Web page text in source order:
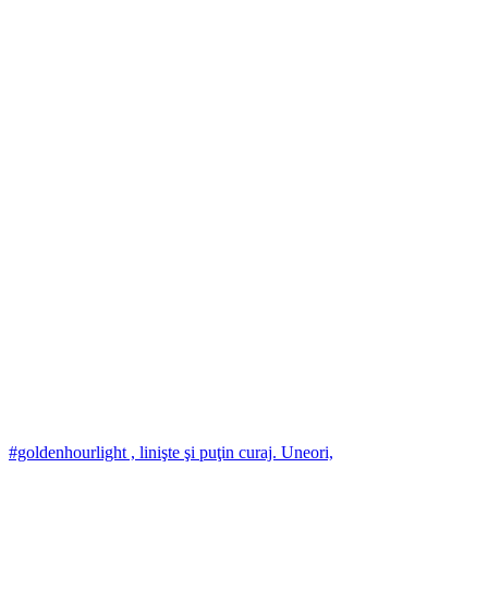
#goldenhourlight , linişte şi puţin curaj. Uneori,